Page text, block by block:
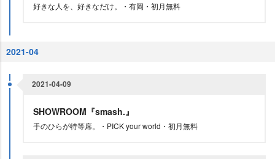
好きな人を、好きなだけ。・有岡・初月無料
2021-04
2021-04-09
SHOWROOM『smash.』
手のひらが特等席。・PICK your world・初月無料